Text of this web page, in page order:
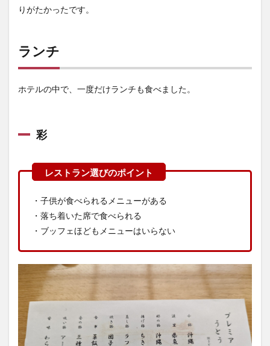
りがたかったです。
ランチ
ホテルの中で、一度だけランチも食べました。
彩
・子供が食べられるメニューがある
・落ち着いた席で食べられる
・ブッフェほどもメニューはいらない